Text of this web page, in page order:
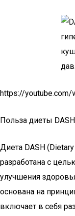
https://youtube.com/
Польза диеты
Диета DASH
разработана с
улучшения
основана на
включает в себя